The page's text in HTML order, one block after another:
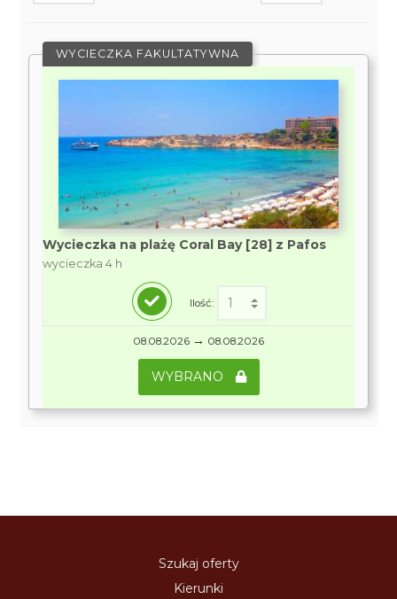
WYCIECZKA FAKULTATYWNA
Wycieczka na plażę Coral Bay [28] z Pafos
wycieczka 4 h
Ilość:
08.08.2026 → 08.08.2026
WYBRANO
Szukaj oferty
Kierunki